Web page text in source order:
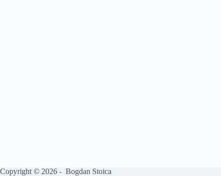
Copyright © 2026 - Bogdan Stoica